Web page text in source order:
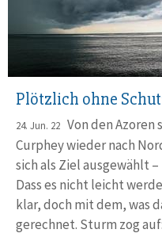
Plötzlich ohne
24. Jun. 22 Von den
Curphey wieder nach
sich als Ziel ausgewählt
Dass es nicht leicht
klar, doch mit dem, was
gerechnet. Sturm zog auf: